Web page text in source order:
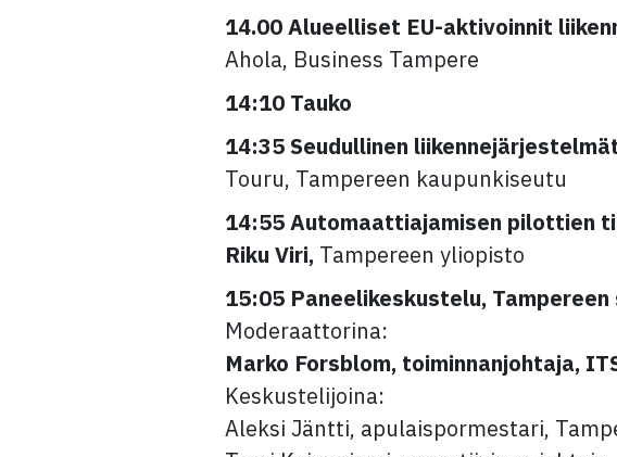
14.00 Alueelliset EU-aktivoinnit
Ahola, Business Tampere
14:10 Tauko
14:35 Seudullinen
Touru, Tampereen kaupunkiseutu
14:55 Automaattiajamisen pilottien
Riku Viri, Tampereen yliopisto
15:05 Paneelikeskustelu,
Moderaattorina:
Marko Forsblom, toiminnanjohtaja,
Keskustelijoina:
Aleksi Jäntti, apulaispormestari,